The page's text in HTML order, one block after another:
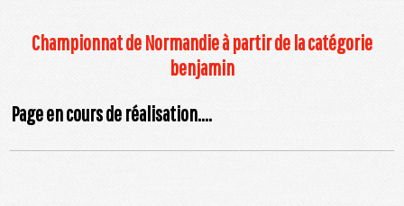
Championnat de Normandie à partir de la catégorie
benjamin
Page en cours de réalisation....